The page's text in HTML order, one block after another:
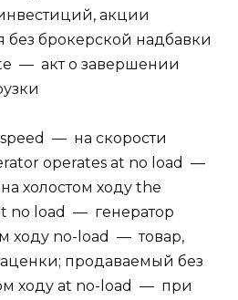
акции
без брокерской надбавки
— акт о завершении
— на скорости
operates at no load —
холостом ходу the
no load — генератор
ходу no-load — товар,
продаваемый без
ходу at no-load — при